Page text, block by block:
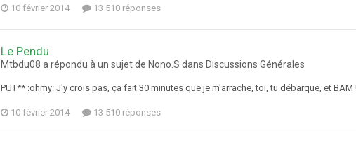
10 février 2014 13 510 réponses
Le Pendu
Mtbdu08 a répondu à un sujet de Nono.S dans Discussions Générales
PUT** :ohmy: J'y crois pas, ça fait 30 minutes que je m'arrache, toi, tu débarque, et BAM
10 février 2014 13 510 réponses